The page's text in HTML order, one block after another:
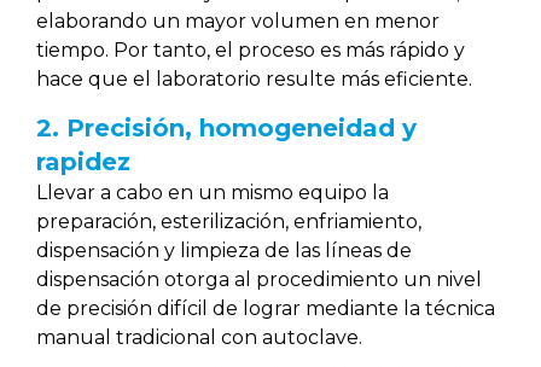
elaborando un mayor volumen en menor
tiempo. Por tanto, el proceso es más rápido y
hace que el laboratorio resulte más eficiente.
2. Precisión, homogeneidad y
rapidez
Llevar a cabo en un mismo equipo la
preparación, esterilización, enfriamiento,
dispensación y limpieza de las líneas de
dispensación otorga al procedimiento un nivel
de precisión difícil de lograr mediante la técnica
manual tradicional con autoclave.